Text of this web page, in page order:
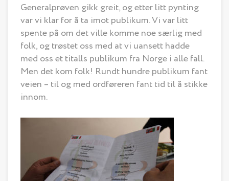
Generalprøven gikk greit, og etter litt pynting
var vi klar for å ta imot publikum. Vi var litt
spente på om det ville komme noe særlig med
folk, og trøstet oss med at vi uansett hadde
med oss et titalls publikum fra Norge i alle fall.
Men det kom folk! Rundt hundre publikum fant
veien – til og med ordføreren fant tid til å stikke
innom.